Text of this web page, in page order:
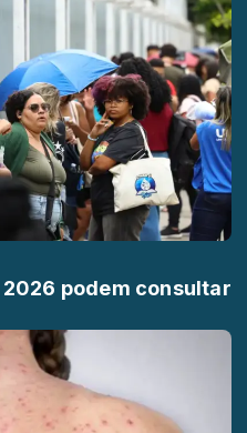
podem consultar